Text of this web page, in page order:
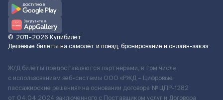
© 2011–2026 Купибилет
Дешёвые билеты на самолёт и поезд, бронирование и онлайн-заказ
Ж/Д билеты предоставляются партнёрами, в том числе
с использованием веб-системы ООО «РЖД – Цифровые
пассажирские решения» на основании договора № ЦПР-1282
от 04.04.2024 заключенного с Поставщиком услуг и Договора